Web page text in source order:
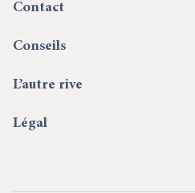
Contact
Conseils
L’autre rive
Légal